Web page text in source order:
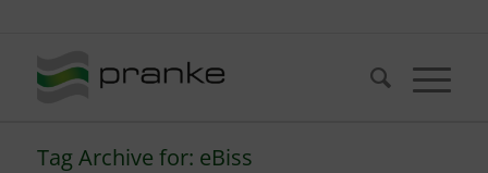
Tag Archive for: eBiss